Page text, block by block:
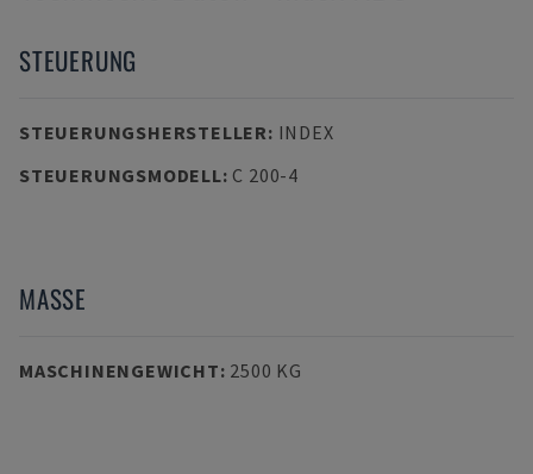
STEUERUNG
STEUERUNGSHERSTELLER: INDEX
STEUERUNGSMODELL: C 200-4
MASSE
MASCHINENGEWICHT: 2500 KG